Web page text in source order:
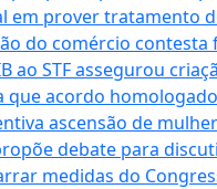
em prover tratamento
do comércio contesta
ao STF assegurou
que acordo
ascensão de
debate para
medidas do